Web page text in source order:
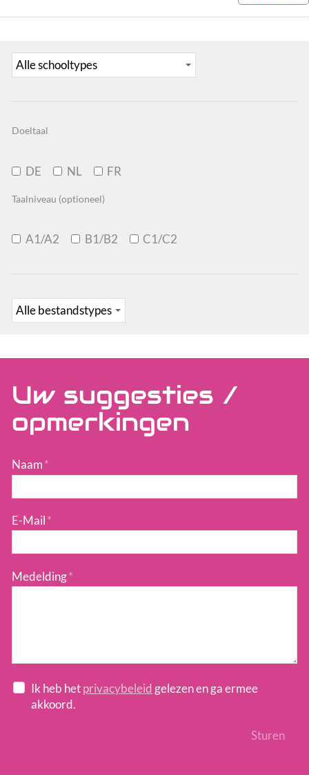
Doeltaal
DE NL FR
Taalniveau (optioneel)
A1/A2 B1/B2 C1/C2
Uw suggesties /
opmerkingen
Naam*
E-Mail*
Medelding*
Ik heb hetprivacybeleid gelezen en ga ermee
akkoord.
Sturen